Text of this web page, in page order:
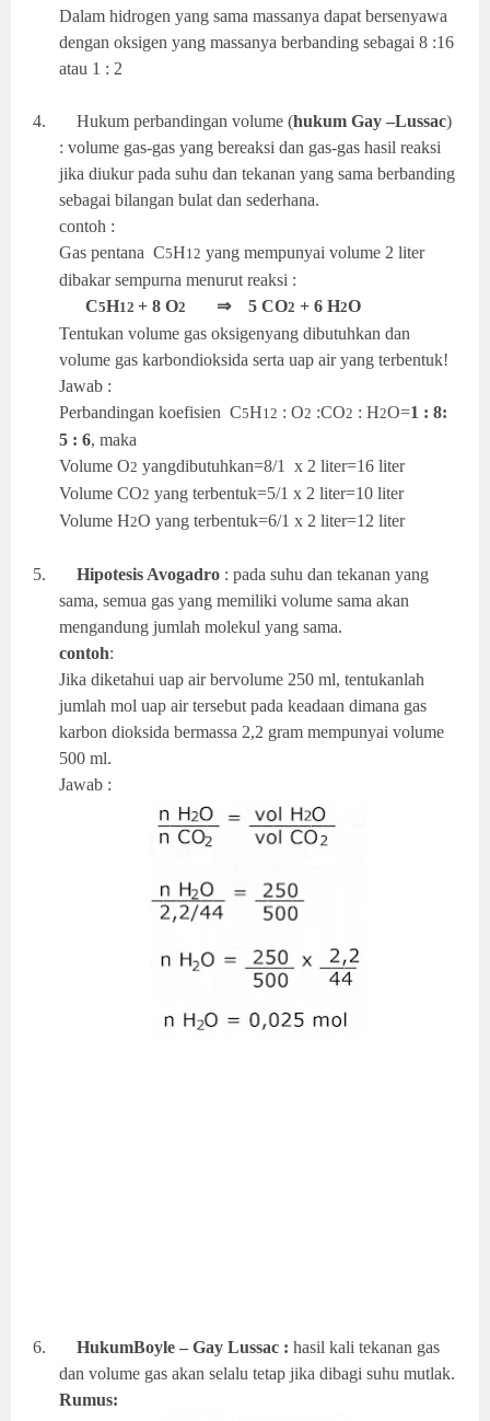
Dalam hidrogen yang sama massanya dapat bersenyawa
dengan oksigen yang massanya berbanding sebagai 8 :16
atau 1 : 2
4. Hukum perbandingan volume (hukum Gay –Lussac)
: volume gas-gas yang bereaksi dan gas-gas hasil reaksi
jika diukur pada suhu dan tekanan yang sama berbanding
sebagai bilangan bulat dan sederhana.
contoh :
Gas pentana C5H12 yang mempunyai volume 2 liter
dibakar sempurna menurut reaksi :
C5H12 + 8 O2 ⇒ 5 CO2 + 6 H2O
Tentukan volume gas oksigenyang dibutuhkan dan
volume gas karbondioksida serta uap air yang terbentuk!
Jawab :
Perbandingan koefisien C5H12 : O2 :CO2 : H2O=1 : 8:
5 : 6, maka
Volume O2 yangdibutuhkan=8/1 x 2 liter=16 liter
Volume CO2 yang terbentuk=5/1 x 2 liter=10 liter
Volume H2O yang terbentuk=6/1 x 2 liter=12 liter
5. Hipotesis Avogadro : pada suhu dan tekanan yang
sama, semua gas yang memiliki volume sama akan
mengandung jumlah molekul yang sama.
contoh:
Jika diketahui uap air bervolume 250 ml, tentukanlah
jumlah mol uap air tersebut pada keadaan dimana gas
karbon dioksida bermassa 2,2 gram mempunyai volume
500 ml.
Jawab :
6. HukumBoyle – Gay Lussac : hasil kali tekanan gas
dan volume gas akan selalu tetap jika dibagi suhu mutlak.
Rumus: